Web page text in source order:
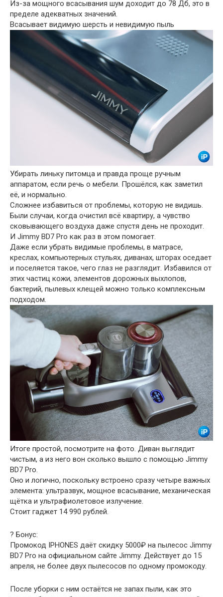
Из-за мощного всасывания шум доходит до 78 Дб, это в
пределе адекватных значений.
Всасывает видимую шерсть и невидимую пыль
Убирать линьку питомца и правда проще ручным
аппаратом, если речь о мебели. Прошёлся, как заметил
её, и нормально.
Сложнее избавиться от проблемы, которую не видишь.
Были случаи, когда очистил всё квартиру, а чувство
сковывающего воздуха даже спустя день не проходит.
И Jimmy BD7 Pro как раз в этом помогает.
Даже если убрать видимые проблемы, в матрасе,
креслах, компьютерных стульях, диванах, шторах оседает
и поселяется такое, чего глаз не разглядит. Избавился от
этих частиц кожи, элементов дорожных выхлопов,
бактерий, пылевых клещей можно только комплексным
подходом.
Итоге простой, посмотрите на фото. Диван выглядит
чистым, а из него вон сколько вышло с помощью Jimmy
BD7 Pro.
Оно и логично, поскольку встроено сразу четыре важных
элемента: ультразвук, мощное всасывание, механическая
щётка и ультрафиолетовое излучение.
Стоит гаджет 14 990 рублей.
? Бонус:
Промокод IPHONES даёт скидку 5000₽ на пылесос Jimmy
BD7 Pro на официальном сайте Jimmy. Действует до 15
апреля, не более двух пылесосов по одному промокоду.
После уборки с ним остаётся не запах пыли, как это